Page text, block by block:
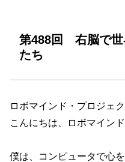
第488回 右脳で世
たち
ロボマインド・プロジェ
こんにちは、ロボマインド
僕は、コンピュータで心